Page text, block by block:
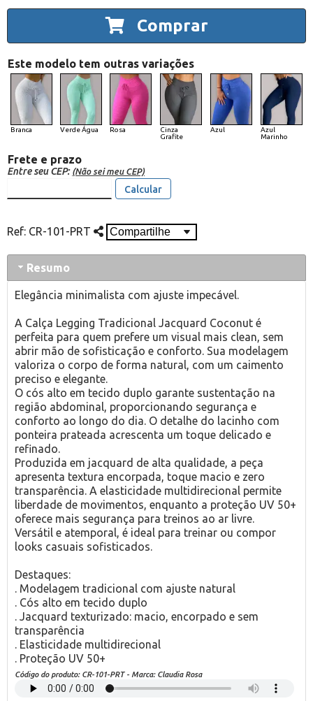
Comprar
Este modelo tem outras variações
Branca Verde Água Rosa
Cinza
Grafite
Azul
Azul
Marinho
Frete e prazo
Entre seu CEP: (Não sei meu CEP)
Calcular
Ref: CR-101-PRT
Resumo
Elegância minimalista com ajuste impecável.
A Calça Legging Tradicional Jacquard Coconut é
perfeita para quem prefere um visual mais clean, sem
abrir mão de sofisticação e conforto. Sua modelagem
valoriza o corpo de forma natural, com um caimento
preciso e elegante.
O cós alto em tecido duplo garante sustentação na
região abdominal, proporcionando segurança e
conforto ao longo do dia. O detalhe do lacinho com
ponteira prateada acrescenta um toque delicado e
refinado.
Produzida em jacquard de alta qualidade, a peça
apresenta textura encorpada, toque macio e zero
transparência. A elasticidade multidirecional permite
liberdade de movimentos, enquanto a proteção UV 50+
oferece mais segurança para treinos ao ar livre.
Versátil e atemporal, é ideal para treinar ou compor
looks casuais sofisticados.
Destaques:
. Modelagem tradicional com ajuste natural
. Cós alto em tecido duplo
. Jacquard texturizado: macio, encorpado e sem
transparência
. Elasticidade multidirecional
. Proteção UV 50+
Código do produto: CR-101-PRT- Marca: Claudia Rosa